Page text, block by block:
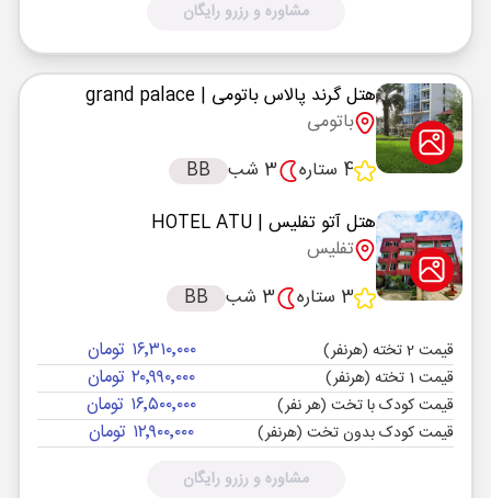
مشاوره و رزرو رایگان
هتل گرند پالاس باتومی | grand palace
باتومی
4 ستاره
3 شب
BB
هتل آتو تفلیس | HOTEL ATU
تفلیس
3 ستاره
3 شب BB
قیمت 2 تخته (هرنفر) ۱۶٬۳۱۰٬۰۰۰ تومان
قیمت 1 تخته (هرنفر) ۲۰٬۹۹۰٬۰۰۰ تومان
قیمت کودک با تخت (هر نفر) ۱۶٬۵۰۰٬۰۰۰ تومان
قیمت کودک بدون تخت (هرنفر) ۱۲٬۹۰۰٬۰۰۰ تومان
مشاوره و رزرو رایگان